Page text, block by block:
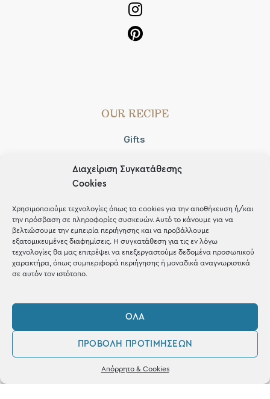
Διαχείριση Συγκατάθεσης
Cookies
Χρησιμοποιούμε τεχνολογίες όπως τα cookies για την αποθήκευση ή/και
την πρόσβαση σε πληροφορίες συσκευών. Αυτό το κάνουμε για να
βελτιώσουμε την εμπειρία περιήγησης και να προβάλλουμε
εξατομικευμένες διαφημίσεις. Η συγκατάθεση για τις εν λόγω
τεχνολογίες θα μας επιτρέψει να επεξεργαστούμε δεδομένα προσωπικού
χαρακτήρα, όπως συμπεριφορά περιήγησης ή μοναδικά αναγνωριστικά
σε αυτόν τον ιστότοπο.
ΌΛΑ
ΠΡΟΒΟΛΉ ΠΡΟΤΙΜΉΣΕΩΝ
Απόρρητο & Cookies
OUR RECIPE
Gifts
Shop the look
Σταθά 17, 38221 Βόλος
Δευ / Τετ / Σαβ: 09:00 - 15:00
Τριτ / Πεμ / Παρ: 09:00 - 21:00
Φίλτρα
0